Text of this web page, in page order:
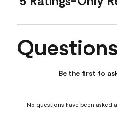
No questions have been
Questions
Be the first to
No questions have been asked